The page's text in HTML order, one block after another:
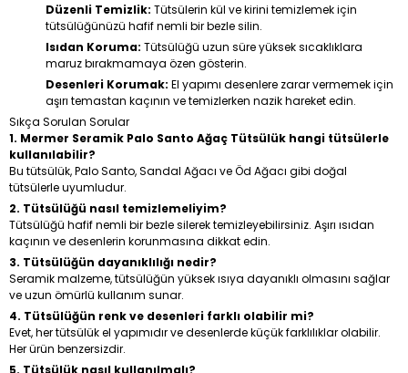
Düzenli Temizlik: Tütsülerin kül ve kirini temizlemek için
tütsülüğünüzü hafif nemli bir bezle silin.
Isıdan Koruma: Tütsülüğü uzun süre yüksek sıcaklıklara
maruz bırakmamaya özen gösterin.
Desenleri Korumak: El yapımı desenlere zarar vermemek için
aşırı temastan kaçının ve temizlerken nazik hareket edin.
Sıkça Sorulan Sorular
1. Mermer Seramik Palo Santo Ağaç Tütsülük hangi tütsülerle
kullanılabilir?
Bu tütsülük, Palo Santo, Sandal Ağacı ve Öd Ağacı gibi doğal
tütsülerle uyumludur.
2. Tütsülüğü nasıl temizlemeliyim?
Tütsülüğü hafif nemli bir bezle silerek temizleyebilirsiniz. Aşırı ısıdan
kaçının ve desenlerin korunmasına dikkat edin.
3. Tütsülüğün dayanıklılığı nedir?
Seramik malzeme, tütsülüğün yüksek ısıya dayanıklı olmasını sağlar
ve uzun ömürlü kullanım sunar.
4. Tütsülüğün renk ve desenleri farklı olabilir mi?
Evet, her tütsülük el yapımıdır ve desenlerde küçük farklılıklar olabilir.
Her ürün benzersizdir.
5. Tütsülük nasıl kullanılmalı?